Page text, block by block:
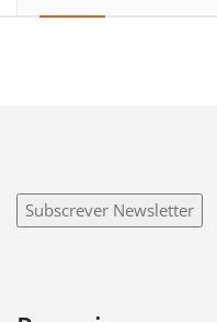
Subscrever Newsletter